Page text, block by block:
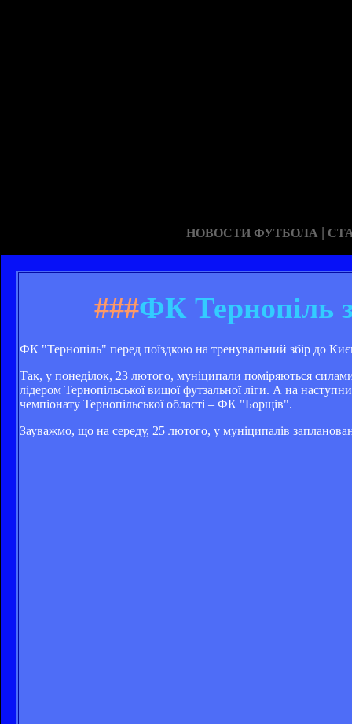
НОВОСТИ ФУТБОЛА |
###ФК Тернопіль
ФК "Тернопіль" перед поїздкою на тренувальний збір до
Так, у понеділок, 23 лютого, муніципали поміряються
лідером Тернопільської вищої футзальної ліги. А на
чемпіонату Тернопільської області – ФК "Борщів".
Зауважмо, що на середу, 25 лютого, у муніципалів